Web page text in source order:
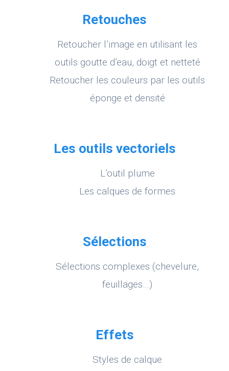
Retouches
Retoucher l’image en utilisant les
outils goutte d’eau, doigt et netteté
Retoucher les couleurs par les outils
éponge et densité
Les outils vectoriels
L’outil plume
Les calques de formes
Sélections
Sélections complexes (chevelure,
feuillages…)
Effets
Styles de calque